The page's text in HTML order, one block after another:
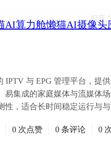
AI算力舱懒猫AI摄像头
打开
IPTV 与 EPG 管理平台，
易集成的家庭媒体与流媒体
，适合长时间稳定运行与与
0 次点赞 0 条评论 0